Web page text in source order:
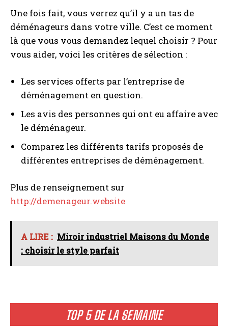
I WANT IN
Accessoires outil multifonction Parkside :
compatibilité et conseils d’outillage
TOP 5 DE LA SEMAINE
Une fois fait, vous verrez qu’il y a un tas de
déménageurs dans votre ville. C’est ce moment
là que vous vous demandez lequel choisir ? Pour
vous aider, voici les critères de sélection :
Les services offerts par l’entreprise de
déménagement en question.
Les avis des personnes qui ont eu affaire avec
le déménageur.
Comparez les différents tarifs proposés de
différentes entreprises de déménagement.
Plus de renseignement sur
http://demenageur.website
A LIRE : Miroir industriel Maisons du Monde
: choisir le style parfait